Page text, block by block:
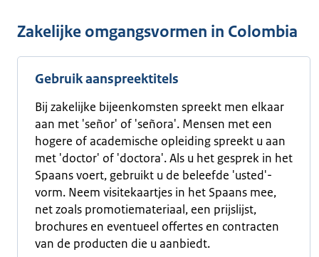
Zakelijke omgangsvormen in Colombia
Gebruik aanspreektitels
Bij zakelijke bijeenkomsten spreekt men elkaar
aan met 'señor' of 'señora'. Mensen met een
hogere of academische opleiding spreekt u aan
met 'doctor' of 'doctora'. Als u het gesprek in het
Spaans voert, gebruikt u de beleefde 'usted'-
vorm. Neem visitekaartjes in het Spaans mee,
net zoals promotiemateriaal, een prijslijst,
brochures en eventueel offertes en contracten
van de producten die u aanbiedt.